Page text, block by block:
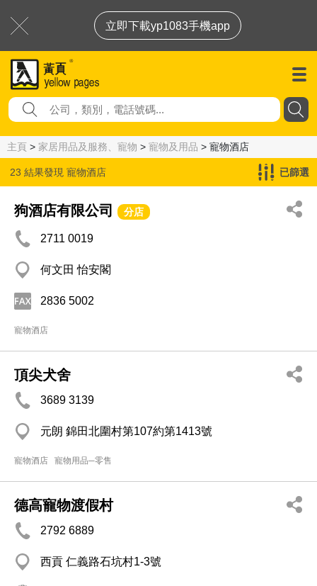
立即下載yp1083手機app
主頁 > 家居用品及服務、寵物 > 寵物及用品 > 寵物酒店
23 結果發現 寵物酒店 已篩選
狗酒店有限公司 分店
2711 0019
何文田 怡安閣
2836 5002
寵物酒店
頂尖犬舍
3689 3139
元朗 錦田北圍村第107約第1413號
寵物酒店 寵物用品─零售
德高寵物渡假村
2792 6889
西貢 仁義路石坑村1-3號